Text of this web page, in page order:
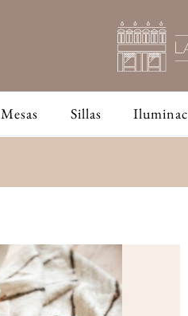
Mesas Sillas